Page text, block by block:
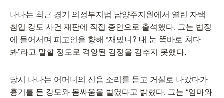
나나는 최근 경기 의정부지법 남양주지원에서 열린 자택
침입 강도 사건 재판에 직접 증인으로 출석했다. 그는 법정
에 들어서며 피고인을 향해 “재밌니? 내 눈 똑바로 쳐다
봐”라고 말할 정도로 격앙된 감정을 감추지 못했다.
당시 나나는 어머니의 신음 소리를 듣고 거실로 나갔다가
흉기를 든 강도와 몸싸움을 벌였다고 밝혔다. 그는 “엄마와